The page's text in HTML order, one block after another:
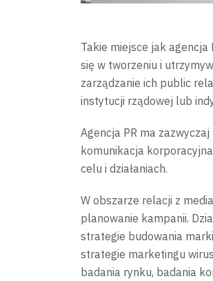
Takie miejsce jak
się w tworzeniu i
zarządzanie ich public
instytucji rządowej lub
Agencja PR ma
komunikacja
celu i działaniach.
W obszarze relacji z
planowanie kampanii.
strategie budowania
strategie marketingu
badania rynku, badania